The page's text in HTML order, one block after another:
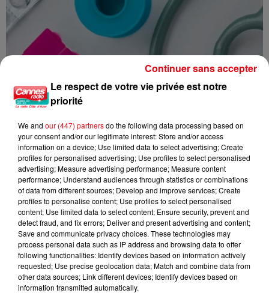
Trousse à pharmacie des vacances : les dix indispensables à
emporter
Le respect de votre vie privée est notre
priorité
We and our (447) partnersdo the following data processing based on
your consent and/or our legitimate interest: Store and/or access
information on a device; Use limited data to select advertising; Create
profiles for personalised advertising; Use profiles to select personalised
advertising; Measure advertising performance; Measure content
performance; Understand audiences through statistics or combinations
of data from different sources; Develop and improve services; Create
profiles to personalise content; Use profiles to select personalised
content; Use limited data to select content; Ensure security, prevent and
detect fraud, and fix errors; Deliver and present advertising and content;
Save and communicate privacy choices. These technologies may
process personal data such as IP address and browsing data to offer
following functionalities: Identify devices based on information actively
requested; Use precise geolocation data; Match and combine data from
other data sources; Link different devices; Identify devices based on
information transmitted automatically.
Continuer sans accepter